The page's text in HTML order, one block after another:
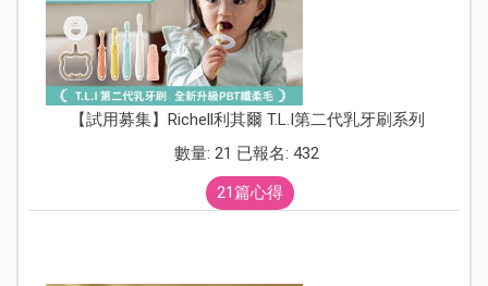
【試用募集】Richell利其爾 T.L.I第二代乳牙刷系列
數量: 21 已報名: 432
21篇心得